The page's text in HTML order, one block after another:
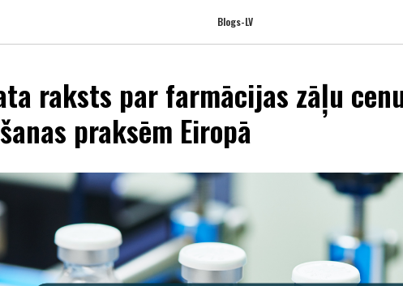
Blogs-LV
raksts par farmācijas zāļu
praksēm Eiropā